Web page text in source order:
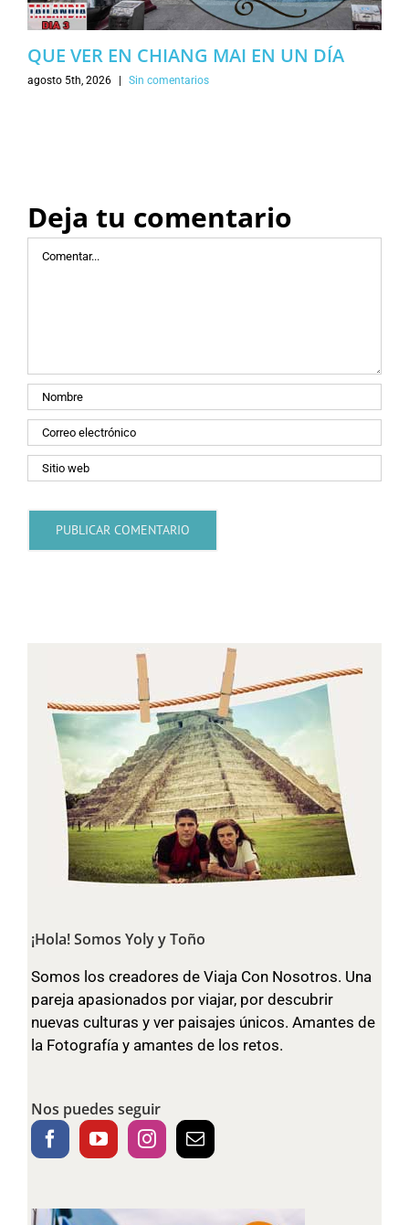
QUE VER EN CHIANG MAI EN UN DÍA
agosto 5th, 2026 | Sin comentarios
Deja tu comentario
Comentar
¡Hola! Somos Yoly y Toño
Somos los creadores de Viaja Con Nosotros. Una
pareja apasionados por viajar, por descubrir
nuevas culturas y ver paisajes únicos. Amantes de
la Fotografía y amantes de los retos.
Nos puedes seguir